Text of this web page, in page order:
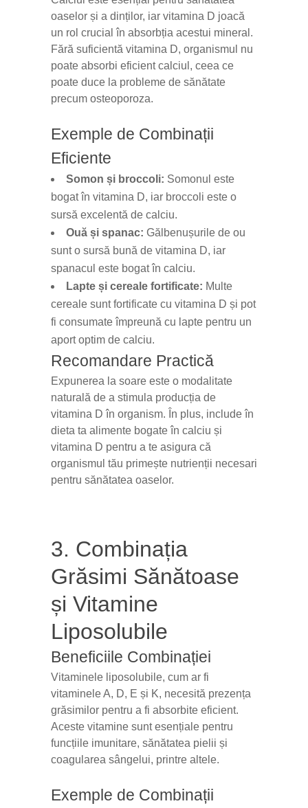
oaselor și a dinților, iar vitamina D joacă
un rol crucial în absorbția acestui mineral.
Fără suficientă vitamina D, organismul nu
poate absorbi eficient calciul, ceea ce
poate duce la probleme de sănătate
precum osteoporoza.
Exemple de Combinații
Eficiente
Somon și broccoli: Somonul este
bogat în vitamina D, iar broccoli este o
sursă excelentă de calciu.
Ouă și spanac: Gălbenușurile de ou
sunt o sursă bună de vitamina D, iar
spanacul este bogat în calciu.
Lapte și cereale fortificate: Multe
cereale sunt fortificate cu vitamina D și pot
fi consumate împreună cu lapte pentru un
aport optim de calciu.
Recomandare Practică
Expunerea la soare este o modalitate
naturală de a stimula producția de
vitamina D în organism. În plus, include în
dieta ta alimente bogate în calciu și
vitamina D pentru a te asigura că
organismul tău primește nutrienții necesari
pentru sănătatea oaselor.
3. Combinația
Grăsimi Sănătoase
și Vitamine
Liposolubile
Beneficiile Combinației
Vitaminele liposolubile, cum ar fi
vitaminele A, D, E și K, necesită prezența
grăsimilor pentru a fi absorbite eficient.
Aceste vitamine sunt esențiale pentru
funcțiile imunitare, sănătatea pielii și
coagularea sângelui, printre altele.
Exemple de Combinații